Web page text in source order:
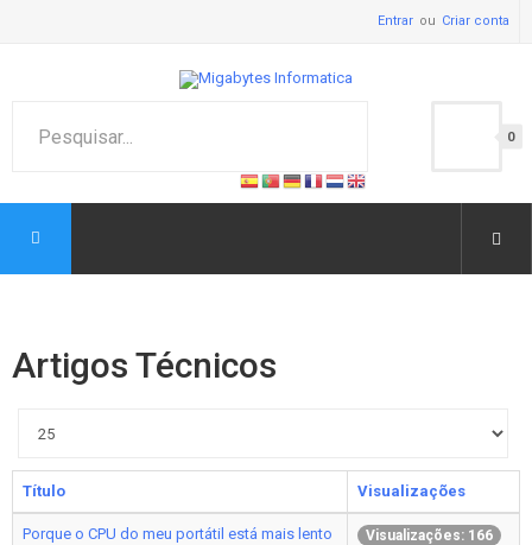
Entrar Criar conta
0
Artigos Técnicos
Título
Visualizações
Porque o CPU do meu portátil está mais lento
Visualizações: 166